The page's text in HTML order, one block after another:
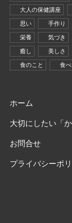
大人の保健講座
思い
手作り
栄養
気づき
癒し
美しさ
食のこと
食
ホーム
大切にしたい「
お問合せ
プライバシーポ